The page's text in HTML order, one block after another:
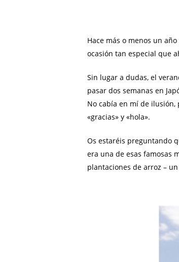
Hace más o menos un
ocasión tan especial que
Sin lugar a dudas, el
pasar dos semanas en
No cabía en mí de
«gracias» y «hola».
Os estaréis preguntando
era una de esas famosas
plantaciones de arroz –